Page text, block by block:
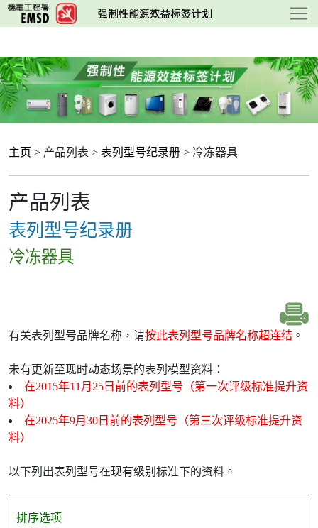
跳
至
要
内
容
主页 > 产品列表 > 表列型号纪录册 > 冷冻器具
产品列表
表列型号纪录册
冷冻器具
有关表列型号品牌名称，请按此表列型号品牌名称超连结 。
未有更新至现时动态场景的表列模型资料：
在2015年11月25日前的表列型号（第一次评级标准提升资
料）
在2025年9月30日前的表列型号（第三次评级标准提升资
料）
以下列出表列型号在现有级别标准下的资料。
排序选项